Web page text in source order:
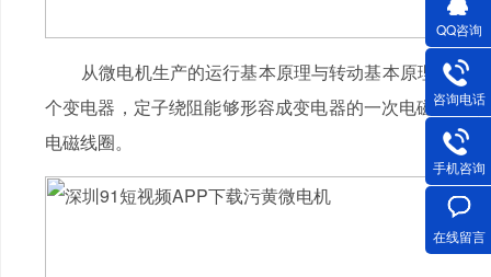
从微电机生产的运行基本原理与转动基本原理的视角
个变电器，定子绕阻能够形容成变电器的一次电磁线圈
电磁线圈。
QQ咨询
咨询电话
手机咨询
在线留言